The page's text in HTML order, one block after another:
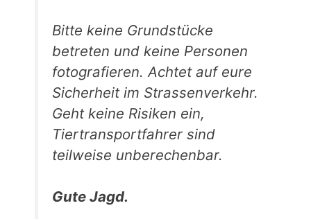
Bitte keine Grundstücke
betreten und keine Personen
fotografieren. Achtet auf eure
Sicherheit im Strassenverkehr.
Geht keine Risiken ein,
Tiertransportfahrer sind
teilweise unberechenbar.
Gute Jagd.